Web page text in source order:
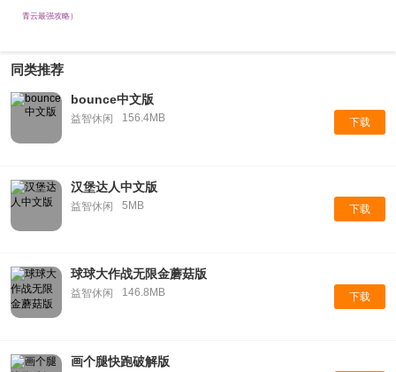
青云最强攻略）
同类推荐
bounce中文版
益智休闲 156.4MB 下载
汉堡达人中文版
益智休闲 5MB 下载
球球大作战无限金蘑菇版
益智休闲 146.8MB 下载
画个腿快跑破解版